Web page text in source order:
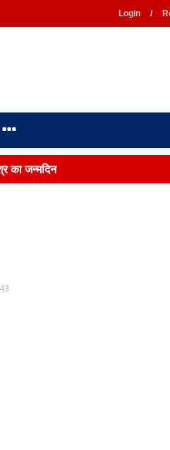
Login /
का जन्मदिन